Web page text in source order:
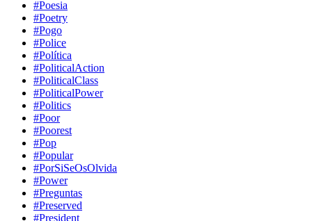
#Poesia
#Poetry
#Pogo
#Police
#Política
#PoliticalAction
#PoliticalClass
#PoliticalPower
#Politics
#Poor
#Poorest
#Pop
#Popular
#PorSiSeOsOlvida
#Power
#Preguntas
#Preserved
#President